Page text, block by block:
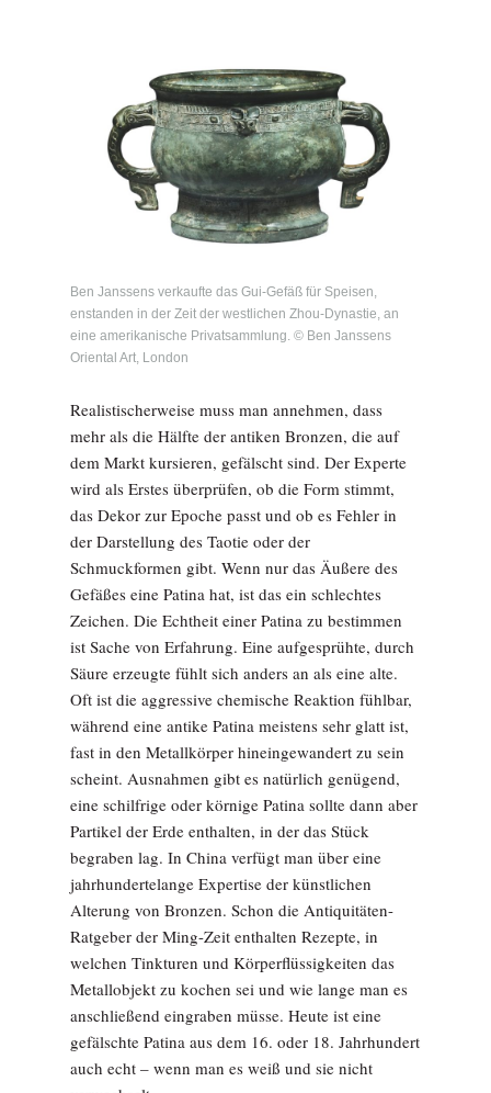
Ben Janssens verkaufte das Gui-Gefäß für Speisen,
enstanden in der Zeit der westlichen Zhou-Dynastie, an
eine amerikanische Privatsammlung. © Ben Janssens
Oriental Art, London
Realistischerweise muss man annehmen, dass
mehr als die Hälfte der antiken Bronzen, die auf
dem Markt kursieren, gefälscht sind. Der Experte
wird als Erstes überprüfen, ob die Form stimmt,
das Dekor zur Epoche passt und ob es Fehler in
der Darstellung des Taotie oder der
Schmuckformen gibt. Wenn nur das Äußere des
Gefäßes eine Patina hat, ist das ein schlechtes
Zeichen. Die Echtheit einer Patina zu bestimmen
ist Sache von Erfahrung. Eine aufgesprühte, durch
Säure erzeugte fühlt sich anders an als eine alte.
Oft ist die aggressive chemische Reaktion fühlbar,
während eine antike Patina meistens sehr glatt ist,
fast in den Metallkörper hineingewandert zu sein
scheint. Ausnahmen gibt es natürlich genügend,
eine schilfrige oder körnige Patina sollte dann aber
Partikel der Erde enthalten, in der das Stück
begraben lag. In China verfügt man über eine
jahrhundertelange Expertise der künstlichen
Alterung von Bronzen. Schon die Antiquitäten-
Ratgeber der Ming-Zeit enthalten Rezepte, in
welchen Tinkturen und Körperflüssigkeiten das
Metallobjekt zu kochen sei und wie lange man es
anschließend eingraben müsse. Heute ist eine
gefälschte Patina aus dem 16. oder 18. Jahrhundert
auch echt – wenn man es weiß und sie nicht